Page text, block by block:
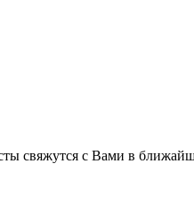
свяжутся с Вами в